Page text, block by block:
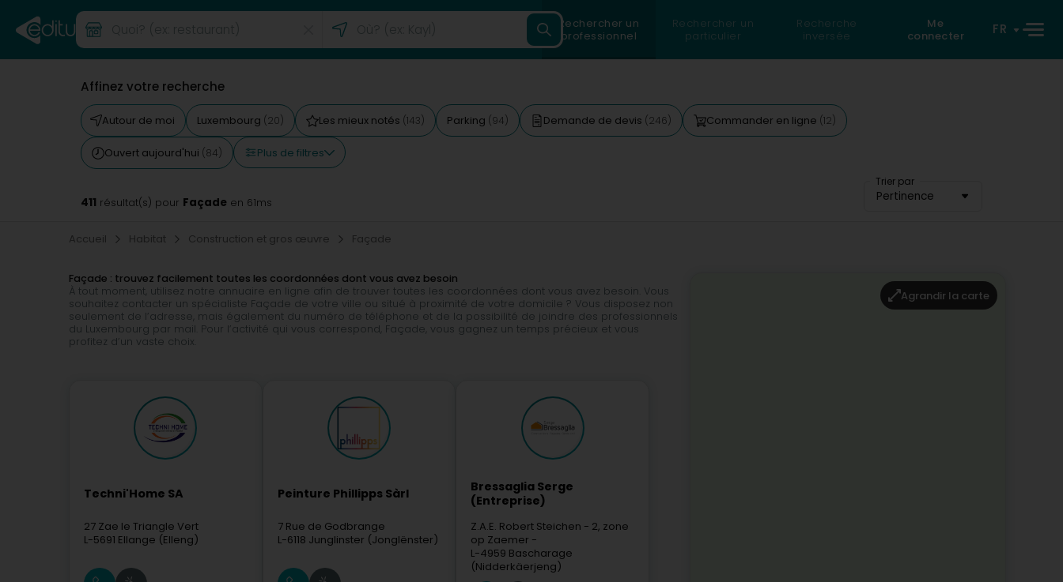
Rechercher un
professionnel
Rechercher un
particulier
Recherche
inversée
Me
connecter
FR
Affinez votre recherche
Autour de moi Luxembourg (20) Les mieux notés (143) Parking (94) Demande de devis (246) Commander en ligne (12)
Ouvert aujourd'hui (84) Plus de filtres
Trier par
Pertinence
411 résultat(s) pour Façade en 61ms
Accueil Habitat Construction et gros œuvre Façade
Façade : trouvez facilement toutes les coordonnées dont vous avez besoin
À tout moment, utilisez notre annuaire en ligne afin de trouver toutes les coordonnées dont vous avez besoin. Vous
souhaitez contacter un spécialiste Façade de votre ville ou situé à proximité de votre domicile ? Vous disposez non
seulement de l’adresse, mais également du numéro de téléphone et de la possibilité de joindre des professionnels
du Luxembourg par mail. Pour l’activité qui vous correspond, Façade, vous gagnez un temps précieux et vous
profitez d’un vaste choix.
Techni'Home SA
27 Zae le Triangle Vert
L-5691 Ellange (Elleng)
Peinture Phillipps Sàrl
7 Rue de Godbrange
L-6118 Junglinster (Jonglënster)
Bressaglia Serge
(Entreprise)
Z.A.E. Robert Steichen - 2, zone
op Zaemer -
L-4959 Bascharage
(Nidderkäerjeng)
Agrandir la carte